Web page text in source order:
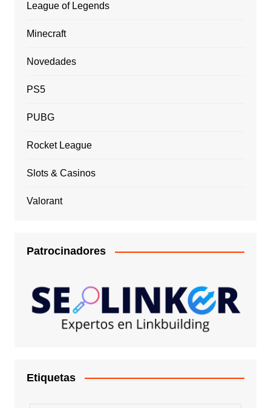
League of Legends
Minecraft
Novedades
PS5
PUBG
Rocket League
Slots & Casinos
Valorant
Patrocinadores
Etiquetas